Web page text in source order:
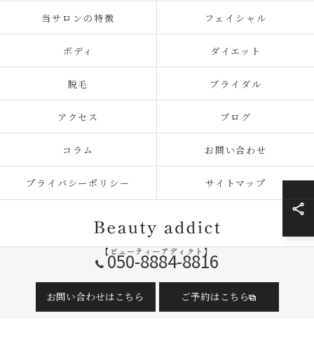
050-8884-8816
お問い合わせはこちら ご予約はこちら
当サロンの特徴 フェイシャル
ボディ ダイエット
脱毛 ブライダル
アクセス ブログ
コラム お問い合わせ
プライバシーポリシー サイトマップ
© 2026 神奈川県横須賀のエステならBeauty addict【ビューティーアディクト】
ALL RIGHTS RESERVED.